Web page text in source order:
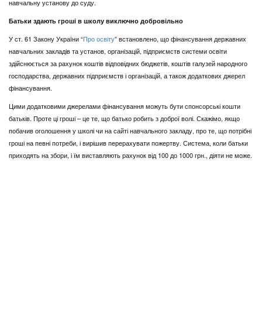
навчальну установу до суду.
Батьки здають гроші в школу виключно добровільно
У ст. 61 Закону України “Про освіту” встановлено, що фінансування державних
навчальних закладів та установ, організацій, підприємств системи освіти
здійснюється за рахунок коштів відповідних бюджетів, коштів галузей народного
господарства, державних підприємств і організацій, а також додаткових джерел
фінансування.
Цими додатковими джерелами фінансування можуть бути спонсорські кошти
батьків. Проте ці гроші – це те, що батько робить з доброї волі. Скажімо, якщо
побачив оголошення у школі чи на сайті навчального закладу, про те, що потрібні
гроші на певні потреби, і вирішив перерахувати пожертву. Система, коли батьки
приходять на збори, і їм виставляють рахунок від 100 до 1000 грн., діяти не може.